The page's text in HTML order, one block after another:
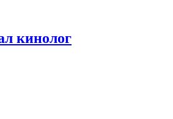
кинолог